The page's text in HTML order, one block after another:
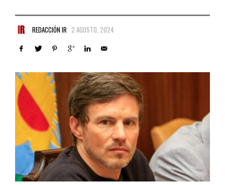
REDACCIÓN IR 2 AGOSTO, 2024